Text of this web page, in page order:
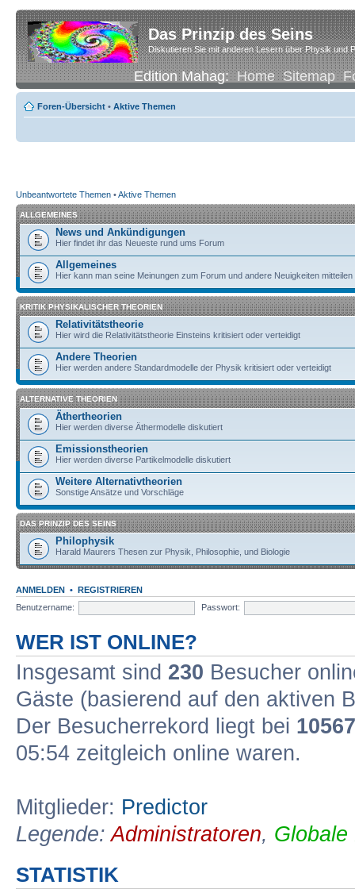
Das Prinzip des Seins
Diskutieren Sie mit anderen Lesern über Physik und
Edition Mahag:Home Sitemap
Foren-Übersicht • Aktive Themen
Unbeantwortete Themen •Aktive Themen
ALLGEMEINES
News und Ankündigungen
Hier findet ihr das Neueste rund ums Forum
Allgemeines
Hier kann man seine Meinungen zum Forum und andere Neuigkeiten mitteilen
KRITIK PHYSIKALISCHER THEORIEN
Relativitätstheorie
Hier wird die Relativitätstheorie Einsteins kritisiert oder verteidigt
Andere Theorien
Hier werden andere Standardmodelle der Physik kritisiert oder verteidigt
ALTERNATIVE THEORIEN
Äthertheorien
Hier werden diverse Äthermodelle diskutiert
Emissionstheorien
Hier werden diverse Partikelmodelle diskutiert
Weitere Alternativtheorien
Sonstige Ansätze und Vorschläge
DAS PRINZIP DES SEINS
Philophysik
Harald Maurers Thesen zur Physik, Philosophie, und Biologie
ANMELDEN • REGISTRIEREN
Benutzername:
Passwort:
WER IST ONLINE?
Insgesamt sind 230 Besucher
Gäste (basierend auf den aktiven
Der Besucherrekord liegt bei 10567
05:54 zeitgleich online waren.
Mitglieder: Predictor
Legende:Administratoren, Globale
STATISTIK